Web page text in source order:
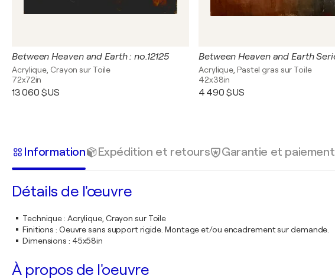
Between Heaven and Earth : no.12125
Acrylique, Crayon sur Toile
72x72in
13 060 $US
Acrylique, Pastel gras sur Toile
42x38in
4 490 $US
Information Expédition et retours Garantie et paiement
Détails de l'œuvre
Technique: Acrylique, Crayon sur Toile
Finitions : Oeuvre sans support rigide. Montage et/ou encadrement sur demande.
Dimensions : 45x58in
À propos de l'oeuvre